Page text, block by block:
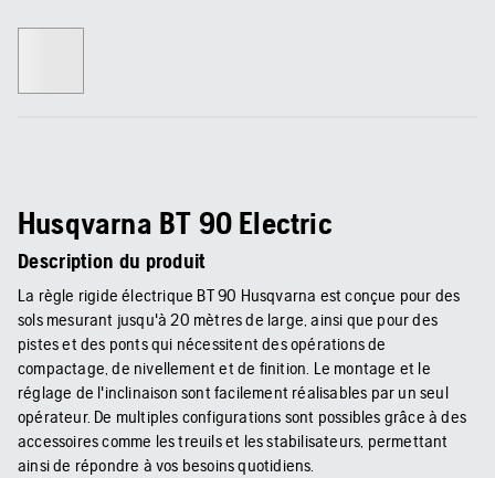
Husqvarna BT 90 Electric
Description du produit
La règle rigide électrique BT 90 Husqvarna est conçue pour des
sols mesurant jusqu'à 20 mètres de large, ainsi que pour des
pistes et des ponts qui nécessitent des opérations de
compactage, de nivellement et de finition. Le montage et le
réglage de l'inclinaison sont facilement réalisables par un seul
opérateur. De multiples configurations sont possibles grâce à des
accessoires comme les treuils et les stabilisateurs, permettant
ainsi de répondre à vos besoins quotidiens.